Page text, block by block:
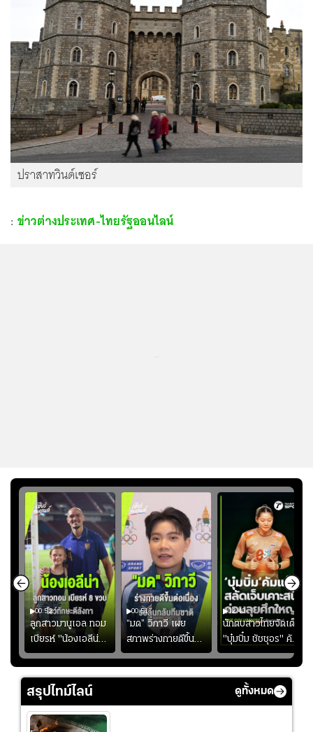
ปราสาทวินด์เซอร์
: ข่าวต่างประเทศ-ไทยรัฐออนไลน์
00:52
ลูกสาวมานูเอล ทอม
เบียรห์ "น้องเอลีน่า"
วัย 8 ขวบ โชว์ตี
ลังกาสุดพริ้ว
00:51
“มด” วิภาวี เผย
สภาพร่างกายดีขึ้น
อย่างต่อเนื่อง พร้อม
พยายามลงสนามให้
02:40
นักตบสาวไทยจัดเต็ม
"บุ๋มบิ๋ม ชัชชุอร" คัม
แบ็ก ศึก" SEA V
CUP 2026" เลก
สอง!!
สรุปไทม์ไลน์ ดูทั้งหมด